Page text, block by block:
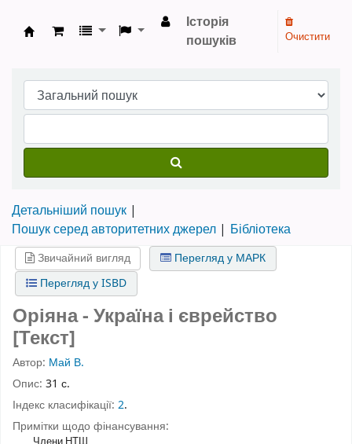
Бібліотека НТШ › Електронний каталог
Історія
пошуків
Очистити
Детальніший пошук
Пошук серед авторитетних джерел
Бібліотека
Звичайний вигляд
Перегляд у МАРК
Перегляд у ISBD
Оріяна - Україна і єврейство
[Текст]
Автор: Май В.
Опис: 31 с.
Індекс класифікації: 2.
Примітки щодо фінансування:
Члени НТШ